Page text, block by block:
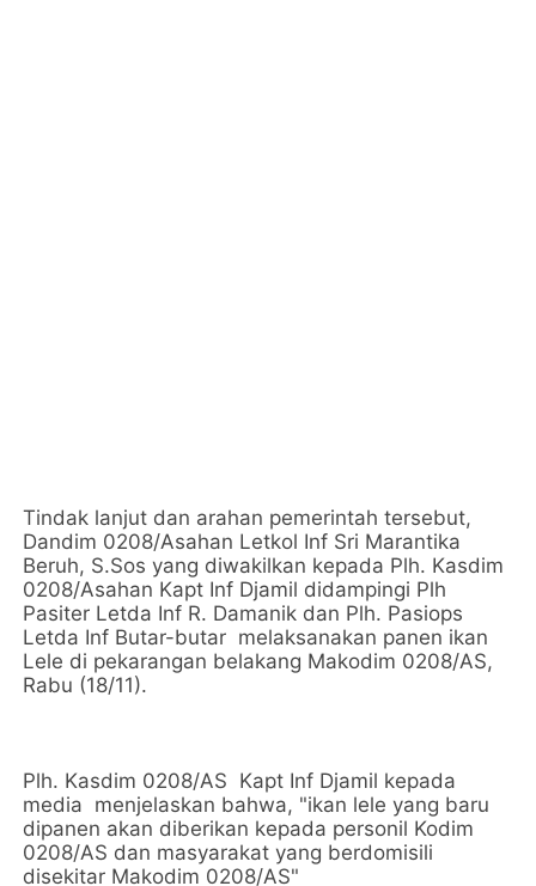
Tindak lanjut dan arahan pemerintah tersebut,
Dandim 0208/Asahan Letkol Inf Sri Marantika
Beruh, S.Sos yang diwakilkan kepada Plh. Kasdim
0208/Asahan Kapt Inf Djamil didampingi Plh
Pasiter Letda Inf R. Damanik dan Plh. Pasiops
Letda Inf Butar-butar melaksanakan panen ikan
Lele di pekarangan belakang Makodim 0208/AS,
Rabu (18/11).
Plh. Kasdim 0208/AS Kapt Inf Djamil kepada
media menjelaskan bahwa, "ikan lele yang baru
dipanen akan diberikan kepada personil Kodim
0208/AS dan masyarakat yang berdomisili
disekitar Makodim 0208/AS"